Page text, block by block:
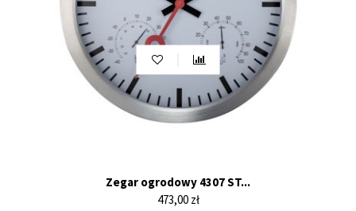
Zegar ogrodowy 4307 ST...
Cena
473,00 zł